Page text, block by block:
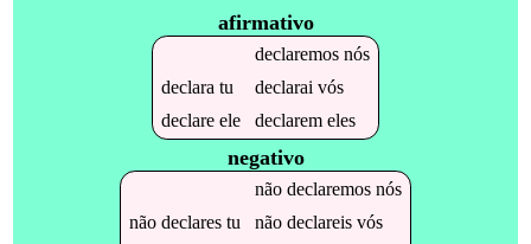
afirmativo
declaremosnós
declara tu declarai vós
declareele declaremeles
negativo
não declaremosnós
não declarestu não declareisvós